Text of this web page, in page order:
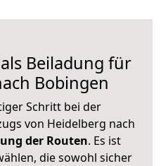
Beiladung für
Bobingen
Schritt bei der
von Heidelberg nach
der Routen. Es ist
die sowohl sicher